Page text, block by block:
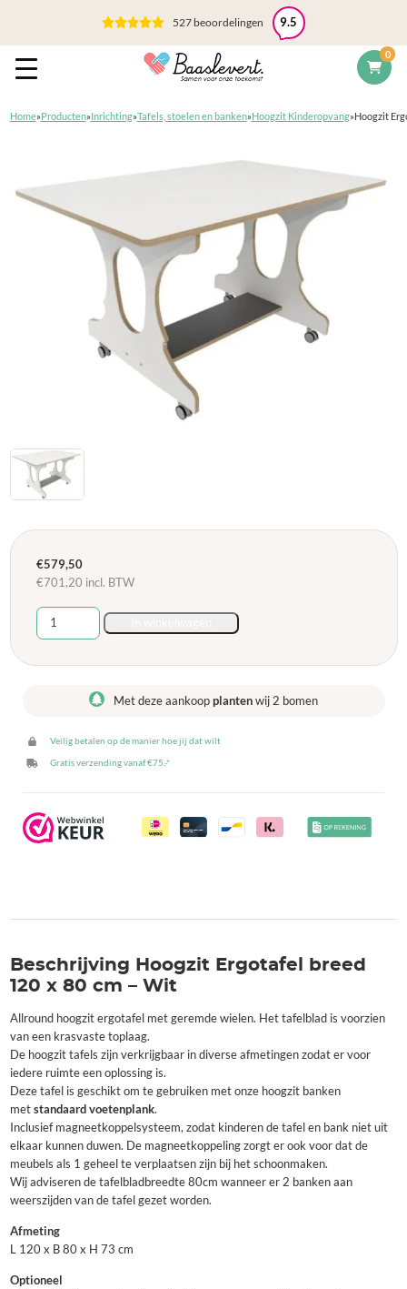
0
527 beoordelingen 9.5
Home»Producten»Inrichting»Tafels, stoelen en banken»Hoogzit Kinderopvang»Hoogzit
€579,50
€701,20 incl. BTW
Hoogzit
Ergotafel
120
-
Wit
Met deze aankoop plantenwij 2 bomen
Veilig betalen op de manier hoe jij dat wilt
Gratis verzending vanaf €75,-*
Beschrijving Hoogzit Ergotafel breed
120 x 80 cm – Wit
Allround hoogzit ergotafel met geremde wielen. Het tafelblad is voorzien
van een krasvaste toplaag.
De hoogzit tafels zijn verkrijgbaar in diverse afmetingen zodat er voor
iedere ruimte een oplossing is.
Deze tafel is geschikt om te gebruiken met onze hoogzit banken
met standaard voetenplank.
Inclusief magneetkoppelsysteem, zodat kinderen de tafel en bank niet uit
elkaar kunnen duwen. De magneetkoppeling zorgt er ook voor dat de
meubels als 1 geheel te verplaatsen zijn bij het schoonmaken.
Wij adviseren de tafelbladbreedte 80cm wanneer er 2 banken aan
weerszijden van de tafel gezet worden.
Afmeting
L 120 x B 80 x H 73 cm
Optioneel